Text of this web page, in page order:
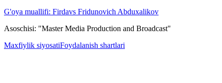
G'oya muallifi: Firdavs Fridunovich Abduxalikov
Asoschisi: "Master Media Production and Broadcast"
Maxfiylik siyosatiFoydalanish shartlari